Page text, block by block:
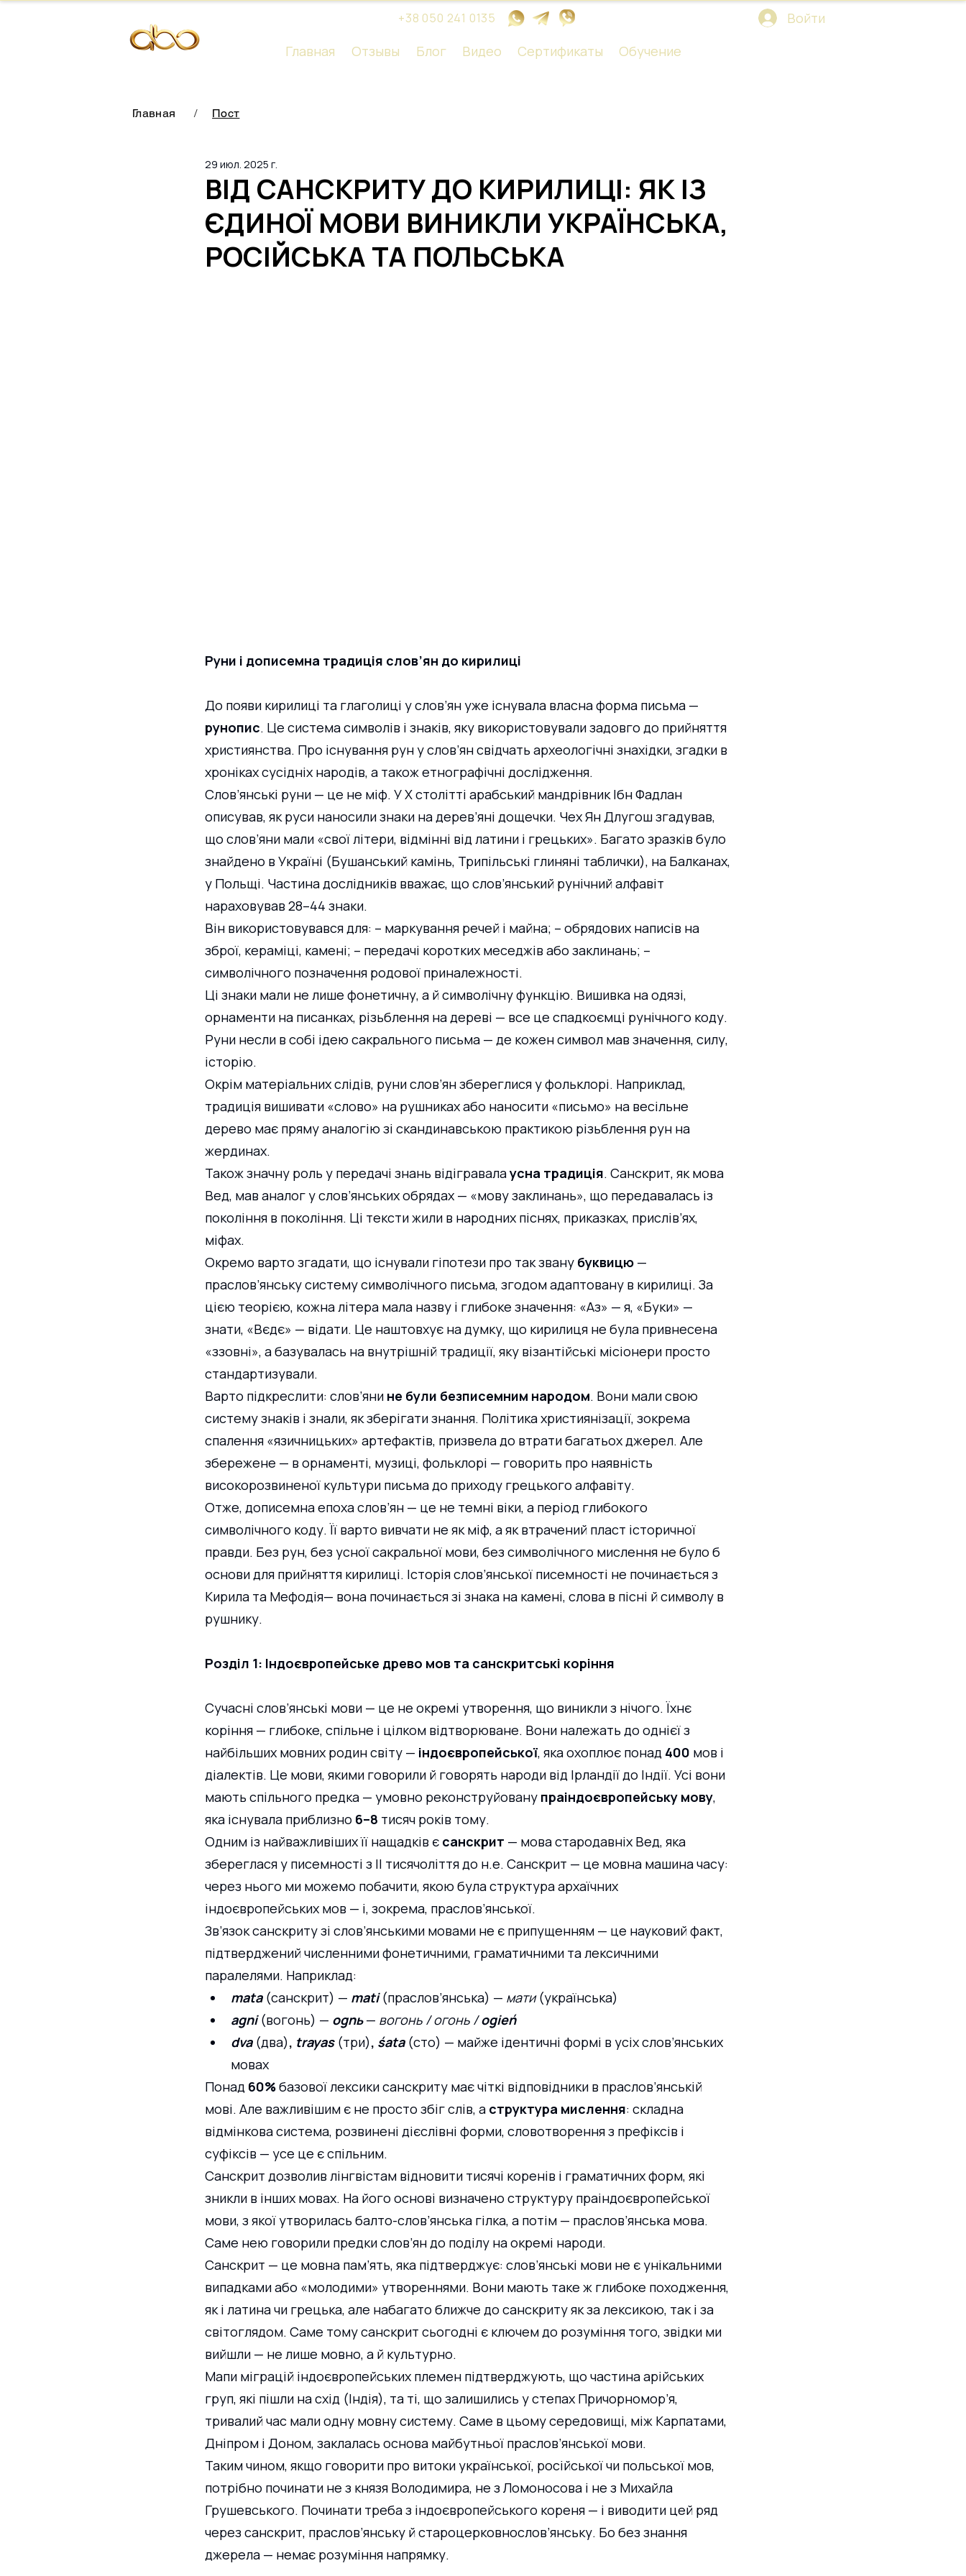
+38 050 241 0135
Главная Отзывы Блог Видео Сертификаты Обучение
Войти
Главная / Пост
ВІД САНСКРИТУ ДО КИРИЛИЦІ: ЯК ІЗ
ЄДИНОЇ МОВИ ВИНИКЛИ УКРАЇНСЬКА,
РОСІЙСЬКА ТА ПОЛЬСЬКА
29 июл. 2025 г.
Руни і дописемна традиція слов’ян до кирилиці
До появи кирилиці та глаголиці у слов’ян уже існувала власна форма письма —
рунопис. Це система символів і знаків, яку використовували задовго до прийняття
християнства. Про існування рун у слов’ян свідчать археологічні знахідки, згадки в
хроніках сусідніх народів, а також етнографічні дослідження.
Слов’янські руни — це не міф. У Х столітті арабський мандрівник Ібн Фадлан
описував, як руси наносили знаки на дерев’яні дощечки. Чех Ян Длугош згадував,
що слов’яни мали «свої літери, відмінні від латини і грецьких». Багато зразків було
знайдено в Україні (Бушанський камінь, Трипільські глиняні таблички), на Балканах,
у Польщі. Частина дослідників вважає, що слов’янський рунічний алфавіт
нараховував 28–44 знаки.
Він використовувався для: – маркування речей і майна; – обрядових написів на
зброї, кераміці, камені; – передачі коротких меседжів або заклинань; –
символічного позначення родової приналежності.
Ці знаки мали не лише фонетичну, а й символічну функцію. Вишивка на одязі,
орнаменти на писанках, різьблення на дереві — все це спадкоємці рунічного коду.
Руни несли в собі ідею сакрального письма — де кожен символ мав значення, силу,
історію.
Окрім матеріальних слідів, руни слов’ян збереглися у фольклорі. Наприклад,
традиція вишивати «слово» на рушниках або наносити «письмо» на весільне
дерево має пряму аналогію зі скандинавською практикою різьблення рун на
жердинах.
Також значну роль у передачі знань відігравала усна традиція. Санскрит, як мова
Вед, мав аналог у слов’янських обрядах — «мову заклинань», що передавалась із
покоління в покоління. Ці тексти жили в народних піснях, приказках, прислів’ях,
міфах.
Окремо варто згадати, що існували гіпотези про так звану буквицю —
праслов’янську систему символічного письма, згодом адаптовану в кирилиці. За
цією теорією, кожна літера мала назву і глибоке значення: «Аз» — я, «Буки» —
знати, «Вєдє» — відати. Це наштовхує на думку, що кирилиця не була привнесена
«ззовні», а базувалась на внутрішній традиції, яку візантійські місіонери просто
стандартизували.
Варто підкреслити: слов’яни не були безписемним народом. Вони мали свою
систему знаків і знали, як зберігати знання. Політика християнізації, зокрема
спалення «язичницьких» артефактів, призвела до втрати багатьох джерел. Але
збережене — в орнаменті, музиці, фольклорі — говорить про наявність
високорозвиненої культури письма до приходу грецького алфавіту.
Отже, дописемна епоха слов’ян — це не темні віки, а період глибокого
символічного коду. Її варто вивчати не як міф, а як втрачений пласт історичної
правди. Без рун, без усної сакральної мови, без символічного мислення не було б
основи для прийняття кирилиці. Історія слов’янської писемності не починається з
Кирила та Мефодія— вона починається зі знака на камені, слова в пісні й символу в
рушнику.
Розділ 1: Індоєвропейське древо мов та санскритські коріння
Сучасні слов’янські мови — це не окремі утворення, що виникли з нічого. Їхнє
коріння — глибоке, спільне і цілком відтворюване. Вони належать до однієї з
найбільших мовних родин світу — індоєвропейської, яка охоплює понад 400 мов і
діалектів. Це мови, якими говорили й говорять народи від Ірландії до Індії. Усі вони
мають спільного предка — умовно реконструйовану праіндоєвропейську мову,
яка існувала приблизно 6–8 тисяч років тому.
Одним із найважливіших її нащадків є санскрит — мова стародавніх Вед, яка
збереглася у писемності з ІІ тисячоліття до н.е. Санскрит — це мовна машина часу:
через нього ми можемо побачити, якою була структура архаїчних
індоєвропейських мов — і, зокрема, праслов’янської.
Зв’язок санскриту зі слов’янськими мовами не є припущенням — це науковий факт,
підтверджений численними фонетичними, граматичними та лексичними
паралелями. Наприклад:
mata (санскрит) — mati (праслов’янська) — мати (українська)
agni (вогонь) — ognь — вогонь / огонь / ogień
dva (два), trayas (три), śata (сто) — майже ідентичні формі в усіх слов’янських
мовах
Понад 60% базової лексики санскриту має чіткі відповідники в праслов’янській
мові. Але важливішим є не просто збіг слів, а структура мислення: складна
відмінкова система, розвинені дієслівні форми, словотворення з префіксів і
суфіксів — усе це є спільним.
Санскрит дозволив лінгвістам відновити тисячі коренів і граматичних форм, які
зникли в інших мовах. На його основі визначено структуру праіндоєвропейської
мови, з якої утворилась балто-слов’янська гілка, а потім — праслов’янська мова.
Саме нею говорили предки слов’ян до поділу на окремі народи.
Санскрит — це мовна пам’ять, яка підтверджує: слов’янські мови не є унікальними
випадками або «молодими» утвореннями. Вони мають таке ж глибоке походження,
як і латина чи грецька, але набагато ближче до санскриту як за лексикою, так і за
світоглядом. Саме тому санскрит сьогодні є ключем до розуміння того, звідки ми
вийшли — не лише мовно, а й культурно.
Мапи міграцій індоєвропейських племен підтверджують, що частина арійських
груп, які пішли на схід (Індія), та ті, що залишились у степах Причорномор’я,
тривалий час мали одну мовну систему. Саме в цьому середовищі, між Карпатами,
Дніпром і Доном, заклалась основа майбутньої праслов’янської мови.
Таким чином, якщо говорити про витоки української, російської чи польської мов,
потрібно починати не з князя Володимира, не з Ломоносова і не з Михайла
Грушевського. Починати треба з індоєвропейського кореня — і виводити цей ряд
через санскрит, праслов’янську й староцерковнослов’янську. Бо без знання
джерела — немає розуміння напрямку.